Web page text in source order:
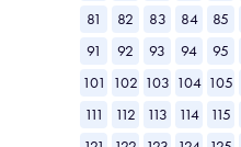
81
82 83 84 85
91
92 93 94 95
101
102 103 104 105
111
112 113 114 115